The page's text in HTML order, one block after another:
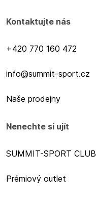
Kontaktujte nás
+420 770 160 472
info@summit-sport.cz
Naše prodejny
Nenechte si ujít
SUMMIT-SPORT CLUB
Prémiový outlet